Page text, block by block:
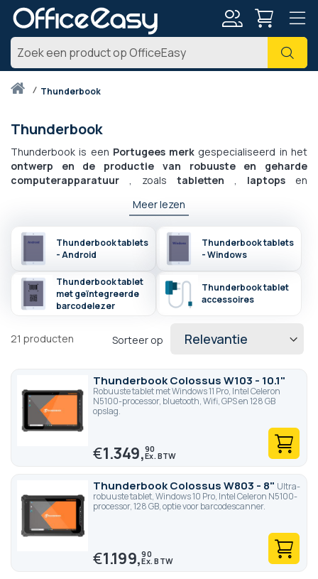
Zoek
Thuisthunderbook
Thunderbook
Thunderbook is een Portugees merk gespecialiseerd in het
ontwerp en de productie van robuuste en geharde
computerapparatuur , zoals tabletten , laptops en
Deze apparaten zijn ontworpen om bestand te zijn tegen
zware omgevingsomstandigheden , zoals extreme
temperaturen, schokken, trillingen, stof en vochtigheid. Ze
worden vaak gebruikt in sectoren als industrie, bouw,
defensie, nutsvoorzieningen en transport.
Thunderbook-producten zijn uitgerust met certificeringen
voor robuustheidsnormen, zoals de IP-standaard
leesbaar zijn in zonlicht.
Meer lezen
Thunderbook tablets
- Android
Thunderbook tablets
- Windows
Thunderbook tablet
met geïntegreerde
barcodelezer
Thunderbook tablet
accessoires
21 producten Sorteer op
Thunderbook Colossus W103 - 10.1"
Robuuste tablet met Windows 11 Pro, Intel Celeron
N5100-processor, bluetooth, Wifi, GPS en 128 GB
opslag.
€1.349,90
Thunderbook Colossus W803 - 8" Ultra-
robuuste tablet, Windows 10 Pro, Intel Celeron N5100-
processor, 128 GB, optie voor barcodescanner.
€1.199,90